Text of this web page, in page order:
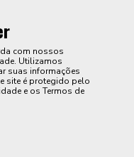
com nossos
Utilizamos
suas informações
site é protegido pelo
e os Termos de